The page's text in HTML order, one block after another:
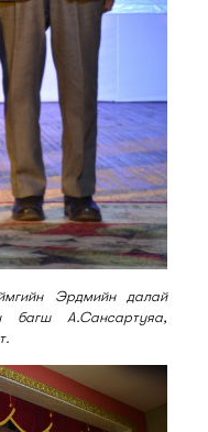
Эрдмийн далай
багш А.Сансартуяа,